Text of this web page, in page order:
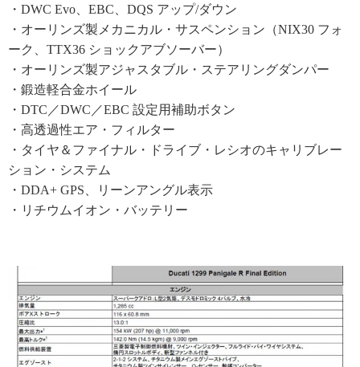
・DWC Evo、EBC、DQS アップ/ダウン
・オーリンズ製メカニカル・サスペンション（NIX30 フォ
ーク、TTX36 ショックアブソーバー）
・オーリンズ製アジャスタブル・ステアリングダンパー
・鍛造軽合金ホイール
・DTC／DWC／EBC 設定用補助ボタン
・高透過性エア・フィルター
・タイヤ＆ファイナル・ドライブ・レシオのキャリブレー
ション・システム
・DDA+ GPS、リーンアングル表示
・リチウムイオン・バッテリー